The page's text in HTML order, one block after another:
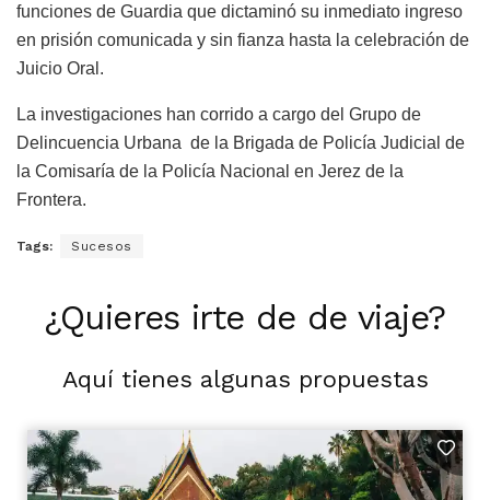
funciones de Guardia que dictaminó su inmediato ingreso
en prisión comunicada y sin fianza hasta la celebración de
Juicio Oral.
La investigaciones han corrido a cargo del Grupo de
Delincuencia Urbana de la Brigada de Policía Judicial de
la Comisaría de la Policía Nacional en Jerez de la
Frontera.
Tags: Sucesos
¿Quieres irte de de viaje?
Aquí tienes algunas propuestas